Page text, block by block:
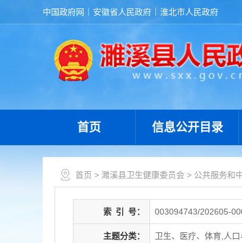
中国政府网 安徽省人民政府 淮北市人民政府
首页 信息公开目录
首页 > 濉溪县卫生健康委员会 > 公共服务和
索 引 号： 003094743/202605-
主题分类： 卫生、医疗、体育,人